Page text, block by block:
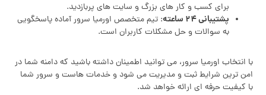
برای کسب و کار های بزرگ و سایت های پربازدید.
پشتیبانی ۲۴ ساعته
: تیم متخصص اورمیا سرور آماده پاسخگویی
به سوالات و حل مشکلات کاربران است.
با انتخاب اورمیا سرور، می توانید اطمینان داشته باشید که دامنه شما در
امن ترین شرایط ثبت و مدیریت می شود و خدمات هاست و سرور شما
با کیفیت حرفه ای ارائه خواهد شد.